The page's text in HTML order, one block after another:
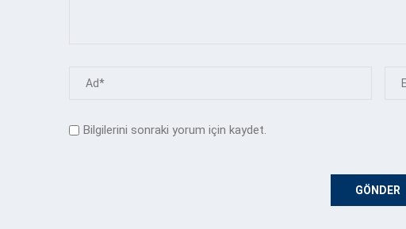
Bilgilerini sonraki yorum için kaydet.